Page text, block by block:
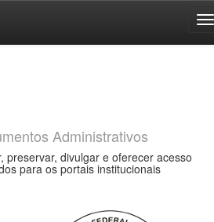
Administrativos
preservar, divulgar e oferecer acesso
para os portais institucionais